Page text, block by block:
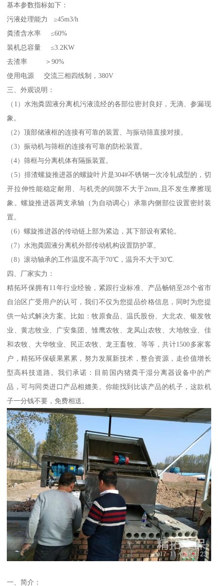
基本参数指标如下：
污液处理能力 ≥45m3/h
粪渣含水率 ≤60%
装机总容量 ≤3.2KW
去渣率 ＞90%
使用电源 交流三相四线制，380V
三、外观说明：
（1）水泡粪固液分离机污液流经的各部位密封良好，无滴、参漏现
象。
（2）顶部储液框的连接有可靠的装置、与振动筛直接对接。
（3）振动机与筛框的连接有可靠的防松装置。
（4）筛框与分离机体有隔振装置。
（5）排渣螺旋推进器的螺旋叶片是304#不锈钢一次冷轧成型的，切
开拉伸性能稳定耐用、与机壳的间隙不大于2mm,且不发生摩擦现
象。螺旋推进器两支承轴（为自动调心）承靠内侧部位设置密封装
置。
（6）螺旋推进器的传动链上部为紧边，其下部设有紧轮。
（7）水泡粪固液分离机外部传动机构设置防护罩。
（8）滚动轴承的工作温度不高于70℃，温升不大于30℃.
四、厂家实力：
精拓环保拥有11年行业经验，紧跟行业标准、产品畅销至28个省市
自治区广受用户的认可，我们不仅为您提品价格信息，同时为您提
供一站式解决方案。比如：牧原食品、温氏股份、大北农、银发牧
业、黄志牧业、广安集团、雏鹰农牧、龙凤山农牧、大地牧业、佳
和农牧、大华牧业、民正农牧、龙王畜牧、等等，共计1500多家客
户，精拓环保硕果累累，努力发展新技术，整合资源，走价值增长
型高科技道路。我们承诺：目前国内猪粪干湿分离器设备中的产
品，可与同类进口产品相媲美。你能找到比该产品的机子，这款机
子一分钱不要，免费相送。
一、简介：